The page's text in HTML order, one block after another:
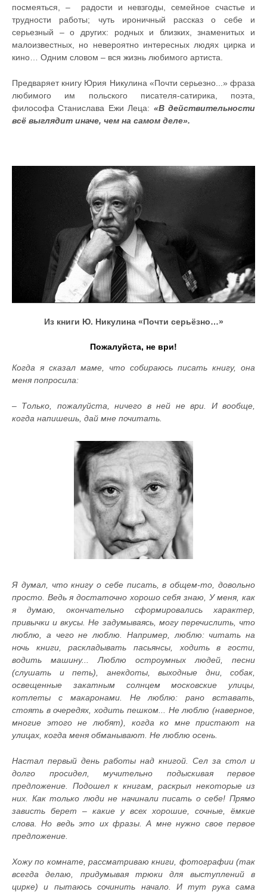
посмеяться, – радости и невзгоды, семейное счастье и
трудности работы; чуть ироничный рассказ о себе и
серьезный – о других: родных и близких, знаменитых и
малоизвестных, но невероятно интересных людях цирка и
кино… Одним словом – вся жизнь любимого артиста.
Предваряет книгу Юрия Никулина «Почти серьезно...» фраза
любимого им польского писателя-сатирика, поэта,
философа Станислава Ежи Леца: «В действительности
всё выглядит иначе, чем на самом деле».
Из книги Ю. Никулина «Почти серьёзно…»
Пожалуйста, не ври!
Когда я сказал маме, что собираюсь писать книгу, она
меня попросила:
– Только, пожалуйста, ничего в ней не ври. И вообще,
когда напишешь, дай мне почитать.
Я думал, что книгу о себе писать, в общем-то, довольно
просто. Ведь я достаточно хорошо себя знаю, У меня, как
я думаю, окончательно сформировались характер,
привычки и вкусы. Не задумываясь, могу перечислить, что
люблю, а чего не люблю. Например, люблю: читать на
ночь книги, раскладывать пасьянсы, ходить в гости,
водить машину... Люблю остроумных людей, песни
(слушать и петь), анекдоты, выходные дни, собак,
освещенные закатным солнцем московские улицы,
котлеты с макаронами. Не люблю: рано вставать,
стоять в очередях, ходить пешком... Не люблю (наверное,
многие этого не любят), когда ко мне пристают на
улицах, когда меня обманывают. Не люблю осень.
Настал первый день работы над книгой. Сел за стол и
долго просидел, мучительно подыскивая первое
предложение. Подошел к книгам, раскрыл некоторые из
них. Как только люди не начинали писать о себе! Прямо
зависть берет – какие у всех хорошие, сочные, ёмкие
слова. Но ведь это их фразы. А мне нужно свое первое
предложение.
Хожу по комнате, рассматриваю книги, фотографии (так
всегда делаю, придумывая трюки для выступлений в
цирке) и пытаюсь сочинить начало. И тут рука сама